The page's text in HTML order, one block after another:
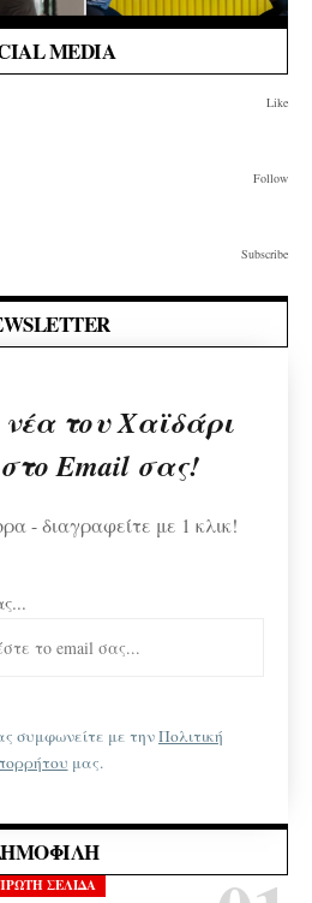
MEDIA
Like
Follow
Subscribe
του Χαϊδάρι
Email σας!
- διαγραφείτε με 1 κλικ!
συμφωνείτε με τηνΠολιτική
μας.
ΣΕΛΙΔΑ